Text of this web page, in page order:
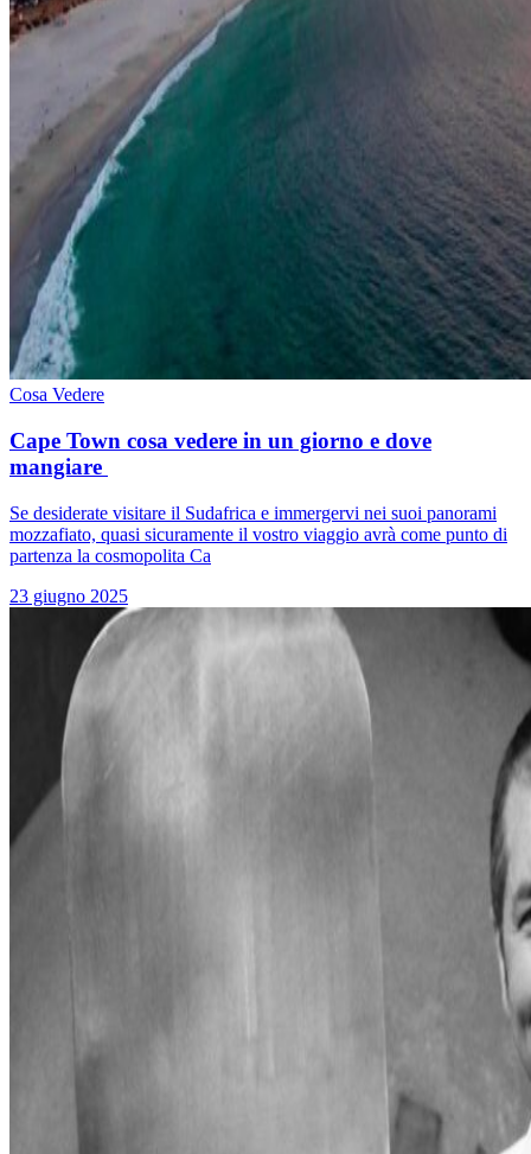
Cosa Vedere
Cape Town cosa vedere in un giorno e dove
mangiare
Se desiderate visitare il Sudafrica e immergervi nei suoi panorami
mozzafiato, quasi sicuramente il vostro viaggio avrà come punto di
partenza la cosmopolita Ca
23 giugno 2025